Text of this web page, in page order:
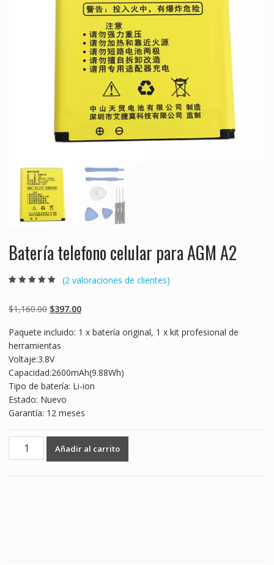
Batería telefono celular para AGM A2
basado en
puntuaciones
(2 valoraciones de clientes)
$1,160.00 Original
was:
$1,160.00.
$397.00Current
is:
Paquete incluido: 1 x batería original, 1 x kit profesional de
herramientas
Voltaje:3.8V
Capacidad:2600mAh(9.88Wh)
Tipo de batería: Li-ion
Estado: Nuevo
Garantía: 12 meses
Batería
Añadir al carrito